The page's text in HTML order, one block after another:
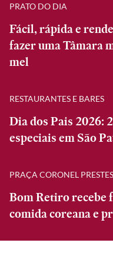
PRATO DO DIA
Fácil, rápida e
fazer uma Tâmara
mel
RESTAURANTES E BARES
Dia dos Pais 2026:
especiais em São
PRAÇA CORONEL PRESTES
Bom Retiro recebe
comida coreana e